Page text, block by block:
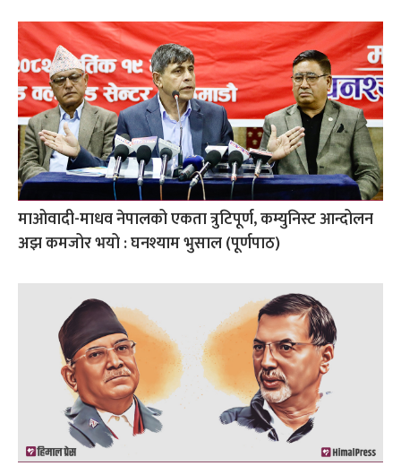
माओवादी-माधव नेपालको एकता त्रुटिपूर्ण, कम्युनिस्ट आन्दोलन
अझ कमजोर भयो : घनश्याम भुसाल (पूर्णपाठ)